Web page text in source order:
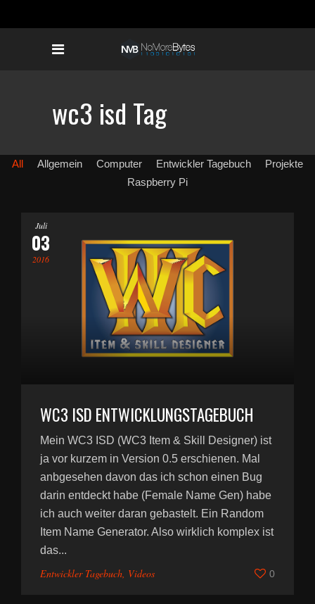
wc3 isd Tag
All Allgemein Computer Entwickler Tagebuch
Projekte
Raspberry Pi
Juli
03
2016
WC3 ISD ENTWICKLUNGSTAGEBUCH
Mein WC3 ISD (WC3 Item & Skill Designer) ist
ja vor kurzem in Version 0.5 erschienen. Mal
anbgesehen davon das ich schon einen Bug
darin entdeckt habe (Female Name Gen) habe
ich auch weiter daran gebastelt. Ein Random
Item Name Generator. Also wirklich komplex ist
das...
Entwickler Tagebuch, Videos 0